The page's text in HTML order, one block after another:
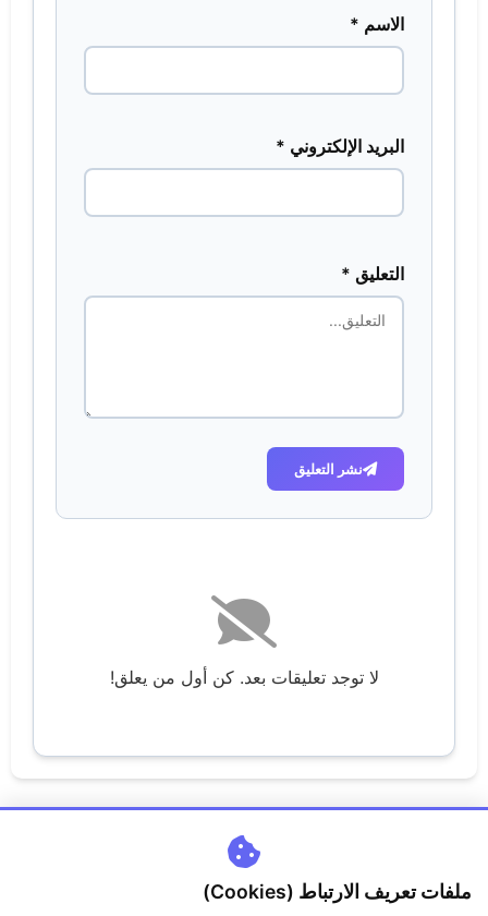
الاسم *
البريد الإلكتروني *
التعليق *
نشر التعليق
لا توجد تعليقات بعد. كن أول من يعلق!
ملفات تعريف الارتباط (Cookies)